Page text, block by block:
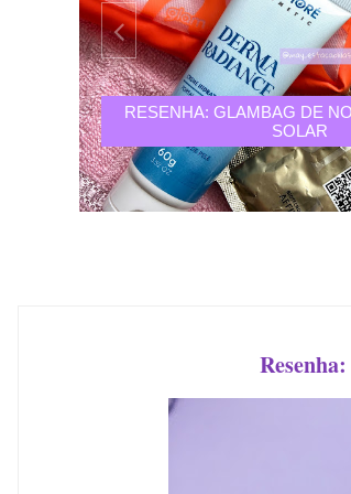
RESENHA: GLAMBAG DE
SOLAR